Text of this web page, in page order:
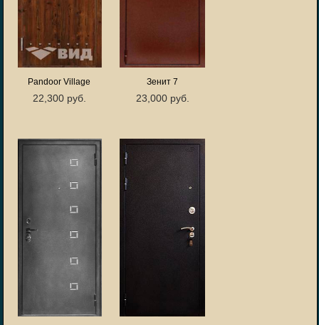
Pandoor Village
22,300 руб.
Зенит 7
23,000 руб.